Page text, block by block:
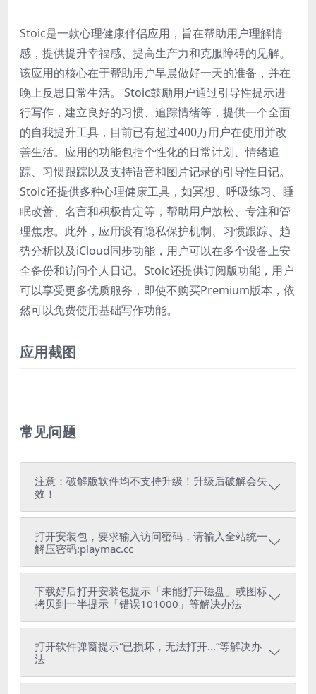
Stoic是一款心理健康伴侣应用，旨在帮助用户理解情
感，提供提升幸福感、提高生产力和克服障碍的见解。
该应用的核心在于帮助用户早晨做好一天的准备，并在
晚上反思日常生活。 Stoic鼓励用户通过引导性提示进
行写作，建立良好的习惯、追踪情绪等，提供一个全面
的自我提升工具，目前已有超过400万用户在使用并改
善生活。应用的功能包括个性化的日常计划、情绪追
踪、习惯跟踪以及支持语音和图片记录的引导性日记。
Stoic还提供多种心理健康工具，如冥想、呼吸练习、睡
眠改善、名言和积极肯定等，帮助用户放松、专注和管
理焦虑。此外，应用设有隐私保护机制、习惯跟踪、趋
势分析以及iCloud同步功能，用户可以在多个设备上安
全备份和访问个人日记。Stoic还提供订阅版功能，用户
可以享受更多优质服务，即使不购买Premium版本，依
然可以免费使用基础写作功能。
应用截图
常见问题
注意：破解版软件均不支持升级！升级后破解会失
效！
打开安装包，要求输入访问密码，请输入全站统一
解压密码:playmac.cc
下载好后打开安装包提示「未能打开磁盘」或图标
拷贝到一半提示「错误101000」等解决办法
打开软件弹窗提示“已损坏，无法打开...”等解决办
法